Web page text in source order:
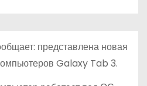
представлена новая
Galaxy Tab 3.